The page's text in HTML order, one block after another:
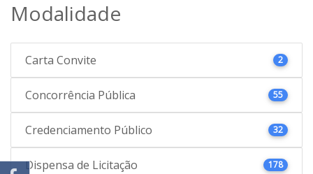
Modalidade
Carta Convite 2
Concorrência Pública 55
Credenciamento Público 32
Dispensa de Licitação 178